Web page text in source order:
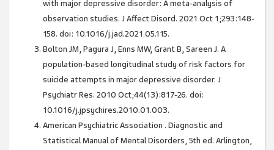
with major depressive disorder: A meta-analysis of
observation studies. J Affect Disord. 2021 Oct 1;293:148-
158. doi: 10.1016/j.jad.2021.05.115.
Bolton JM, Pagura J, Enns MW, Grant B, Sareen J. A
population-based longitudinal study of risk factors for
suicide attempts in major depressive disorder. J
Psychiatr Res. 2010 Oct;44(13):817-26. doi:
10.1016/j.jpsychires.2010.01.003.
American Psychiatric Association . Diagnostic and
Statistical Manual of Mental Disorders, 5th ed. Arlington,